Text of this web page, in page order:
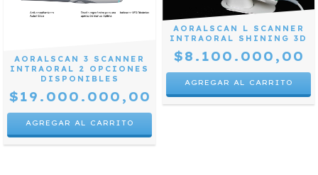
AORALSCAN 3 SCANNER
INTRAORAL 2 OPCIONES
DISPONIBLES
$19.000.000,00
AGREGAR AL CARRITO
AORALSCAN L SCANNER
INTRAORAL SHINING 3D
$8.100.000,00